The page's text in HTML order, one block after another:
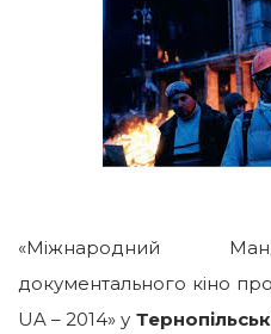
«Міжнародний
документального кіно
UA – 2014» у